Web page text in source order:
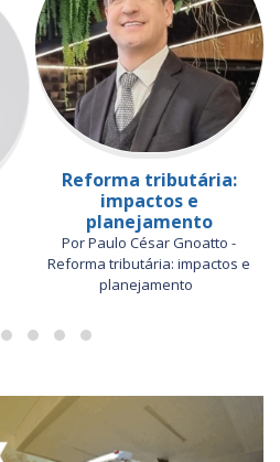
Reforma tributária:
impactos e
planejamento
Por Paulo César Gnoatto -
Reforma tributária: impactos e
planejamento